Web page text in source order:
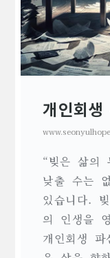
개인회생
“빚은 삶의
낮출 수는
있습니다.
의 인생을
개인회생